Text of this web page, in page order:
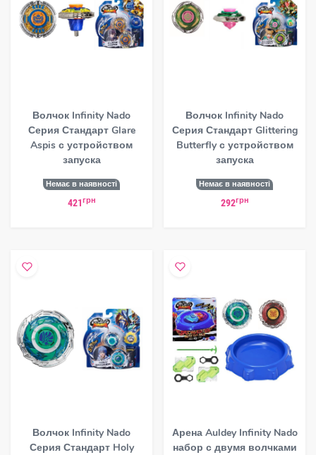
Волчок Infinity Nado
Серия Стандарт Glare
Aspis с устройством
запуска
Немає в наявності
421грн
Волчок Infinity Nado
Серия Стандарт Glittering
Butterfly с устройством
запуска
Немає в наявності
292грн
Волчок Infinity Nado
Серия Стандарт Holy
Арена Auldey Infinity Nado
набор с двумя волчками